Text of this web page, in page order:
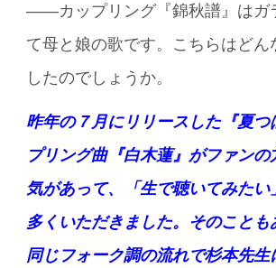
――カップリング『錦秋譜』はガ
て母と娘の歌です。こちらはどん
したのでしょうか。
昨年の７月にリリースした『夏つ
プリング曲『白木蓮』がファンの
気があって、「生で聴いてみたい
多くいただきました。そのことも
同じフォーク調の流れで杉本先生